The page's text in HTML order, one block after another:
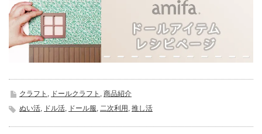
クラフト ドールクラフト
商品紹介
ぬい活
ドル活 ドール服 二次利用 推し活